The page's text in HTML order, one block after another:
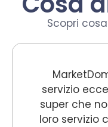
Scopri
servizio
super che
loro servizio